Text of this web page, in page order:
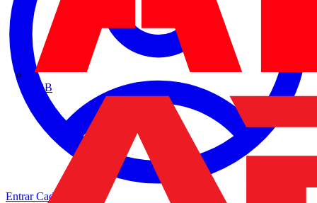
ABB
EntrarCadastrar